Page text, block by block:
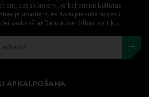
Import Oy
2, 00130 Helsinki, Finland
pasākumiem, veikaliem un kultūras
jaunumiem, es dodu piekrišanu savu
saskaņā ar Datu aizsardzības politiku.
APKALPOŠANA